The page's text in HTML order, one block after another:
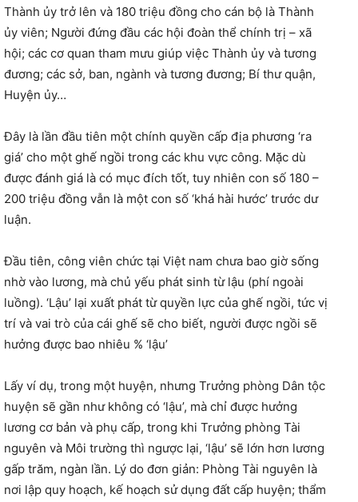
Thành ủy trở lên và 180 triệu đồng cho cán bộ là Thành
ủy viên; Người đứng đầu các hội đoàn thể chính trị – xã
hội; các cơ quan tham mưu giúp việc Thành ủy và tương
đương; các sở, ban, ngành và tương đương; Bí thư quận,
Huyện ủy…
Đây là lần đầu tiên một chính quyền cấp địa phương ‘ra
giá’ cho một ghế ngồi trong các khu vực công. Mặc dù
được đánh giá là có mục đích tốt, tuy nhiên con số 180 –
200 triệu đồng vẫn là một con số ‘khá hài hước’ trước dư
luận.
Đầu tiên, công viên chức tại Việt nam chưa bao giờ sống
nhờ vào lương, mà chủ yếu phát sinh từ lậu (phí ngoài
luồng). ‘Lậu’ lại xuất phát từ quyền lực của ghế ngồi, tức vị
trí và vai trò của cái ghế sẽ cho biết, người được ngồi sẽ
hưởng được bao nhiêu % ‘lậu’
Lấy ví dụ, trong một huyện, nhưng Trưởng phòng Dân tộc
huyện sẽ gần như không có ‘lậu’, mà chỉ được hưởng
lương cơ bản và phụ cấp, trong khi Trưởng phòng Tài
nguyên và Môi trường thì ngược lại, ‘lậu’ sẽ lớn hơn lương
gấp trăm, ngàn lần. Lý do đơn giản: Phòng Tài nguyên là
nơi lập quy hoạch, kế hoạch sử dụng đất cấp huyện; thẩm